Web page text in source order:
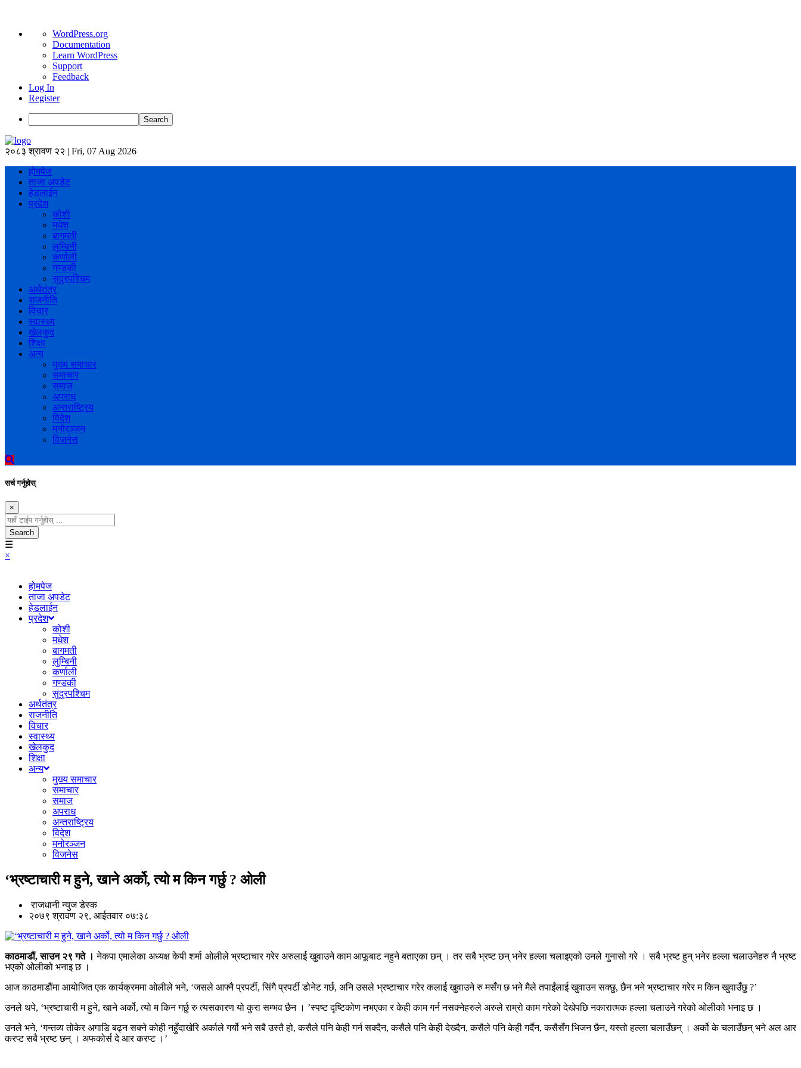
About
WordPress
WordPress.org
Documentation
Learn WordPress
Support
Feedback
Log In
Register
Search
२०८३ श्रावण २२ | Fri, 07 Aug 2026
होमपेज
ताजा अपडेट
हेडलाईन
प्रदेश
कोशी
मधेश
बागमती
लुम्बिनी
कर्णाली
गण्डकी
सुदुरपश्चिम
अर्थतंत्र
राजनीति
विचार
स्वास्थ्य
खेलकुद
शिक्षा
अन्य
मुख्य समाचार
समाचार
समाज
अपराध
अन्तराष्ट्रिय
विदेश
मनोरञ्जन
विजनेस
सर्च गर्नुहोस्
×
Search
☰
×
होमपेज
ताजा अपडेट
हेडलाईन
प्रदेश
कोशी
मधेश
बागमती
लुम्बिनी
कर्णाली
गण्डकी
सुदुरपश्चिम
अर्थतंत्र
राजनीति
विचार
स्वास्थ्य
खेलकुद
शिक्षा
अन्य
मुख्य समाचार
समाचार
समाज
अपराध
अन्तराष्ट्रिय
विदेश
मनोरञ्जन
विजनेस
‘भ्रष्टाचारी म हुने, खाने अर्को, त्यो म किन गर्छु ? ओली
राजधानी न्युज डेस्क
२०७९ श्रावण २९, आईतवार ०७:३८
काठमाडौं, साउन २९ गते । नेकपा एमालेका अध्यक्ष केपी शर्मा ओलीले भ्रष्टाचार गरेर अरुलाई खुवाउने काम आफूबाट नहुने बताएका छन् । तर सबै भ्रष्ट छन् भनेर हल्ला चलाइएको उनले गुनासो गरे । सबै भ्रष्ट हुन् भनेर हल्ला चलाउनेहरु नै भ्रष्ट
भएको ओलीको भनाइ छ ।
आज काठमाडौंमा आयोजित एक कार्यक्रममा ओलीले भने, ‘जसले आफ्नै प्रपर्टी, सिंगै प्रपर्टी डोनेट गर्छ, अनि उसले भ्रष्टाचार गरेर कलाई खुवाउने रु मसँग छ भने मैले तपाईंलाई खुवाउन सक्छु, छैन भने भ्रष्टाचार गरेर म किन खुवाउँछु ?’
उनले थपे, ‘भ्रष्टाचारी म हुने, खाने अर्को, त्यो म किन गर्छु रु त्यसकारण यो कुरा सम्भव छैन । ’स्पष्ट दृष्टिकोण नभएका र केही काम गर्न नसक्नेहरुले अरुले राम्रो काम गरेको देखेपछि नकारात्मक हल्ला चलाउने गरेको ओलीको भनाइ छ ।
उनले भने, ‘गन्तव्य तोकेर अगाडि बढ्न सक्ने कोही नहुँदाखेरि अर्काले गर्यो भने सबै उस्तै हो, कसैले पनि केही गर्न सक्दैन, कसैले पनि केही देख्दैन, कसैले पनि केही गर्दैन, कसैसँग भिजन छैन, यस्तो हल्ला चलाउँछन् । अर्को के चलाउँछन् भने अल आर
करप्ट सबै भ्रष्ट छन् । अफकोर्स दे आर करप्ट ।’